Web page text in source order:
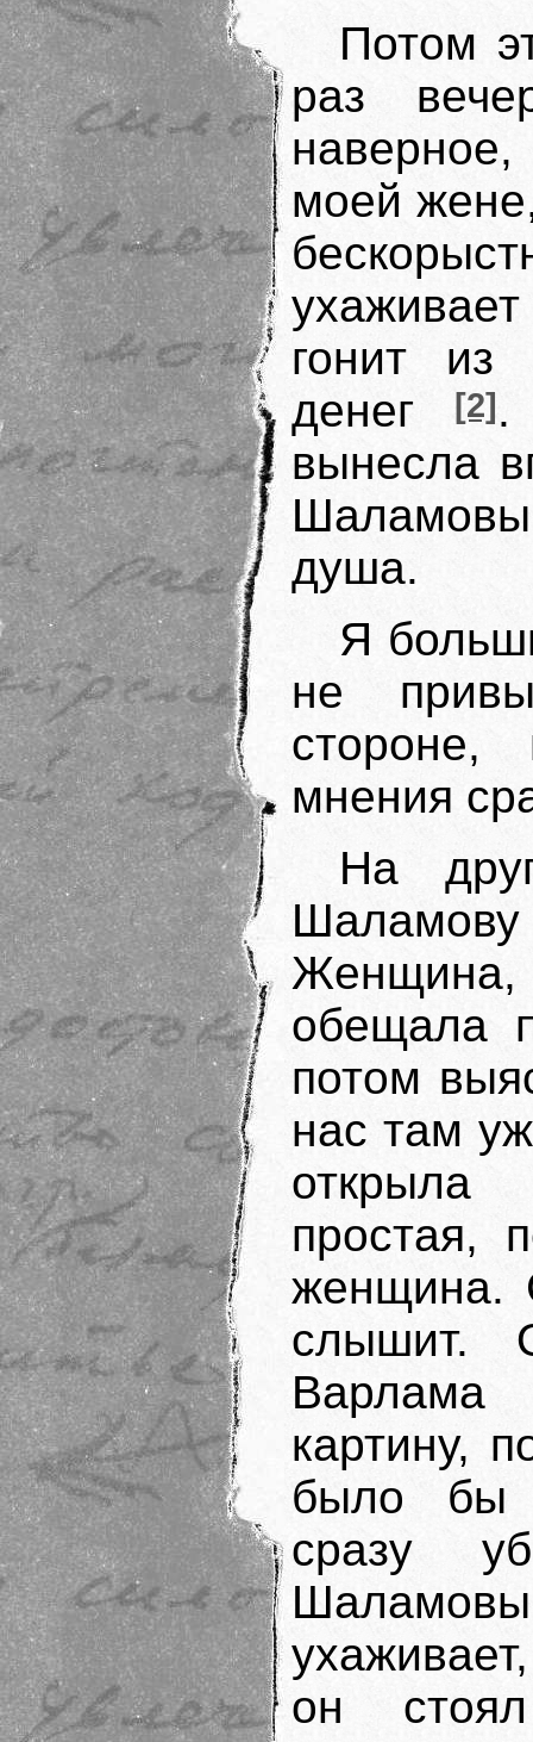
Потом
раз
моей
гонит из
денег
[2].
вынесла
душа.
Я
не
стороне,
мнения
На
обещала
потом
нас там
простая,
женщина.
слышит.
Варлама
картину,
было бы
сразу
он стоял